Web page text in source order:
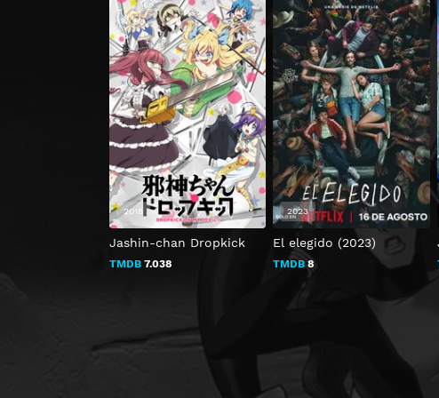
Jashin-chan Dropkick
TMDB 7.038
2018
El elegido (2023)
TMDB 8
2023